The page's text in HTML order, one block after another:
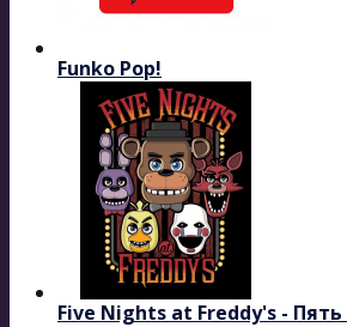
Funko Pop!
Five Nights at Freddy's -